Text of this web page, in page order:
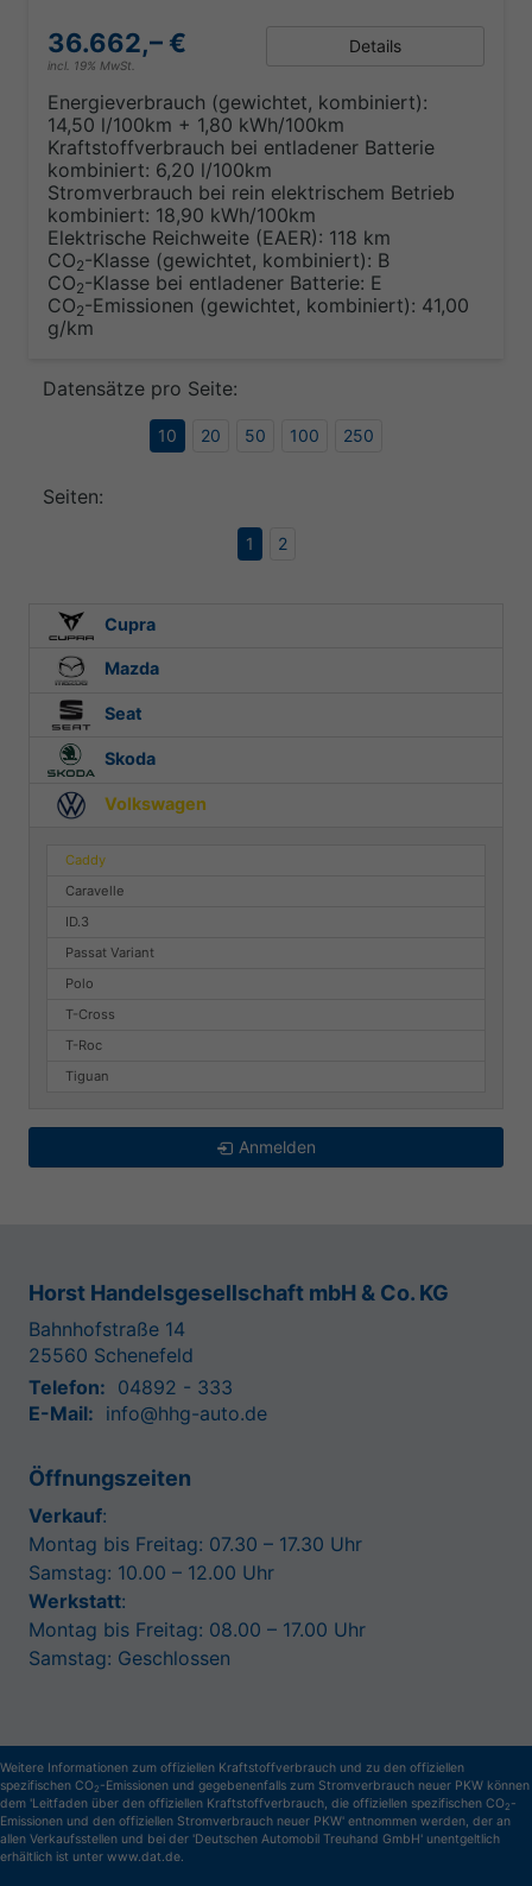
36.662,– €
incl. 19% MwSt.
Details
Energieverbrauch (gewichtet, kombiniert):
14,50 l/100km + 1,80 kWh/100km
Kraftstoffverbrauch bei entladener Batterie
kombiniert: 6,20 l/100km
Stromverbrauch bei rein elektrischem Betrieb
kombiniert: 18,90 kWh/100km
Elektrische Reichweite (EAER): 118 km
CO2-Klasse (gewichtet, kombiniert): B
CO2-Klasse bei entladener Batterie: E
CO2-Emissionen (gewichtet, kombiniert): 41,00
g/km
Datensätze pro Seite:
10 20 50 100 250
Seiten:
1 2
Cupra
Mazda
Seat
Skoda
Volkswagen
Caddy
Caravelle
ID.3
Passat Variant
Polo
T-Cross
T-Roc
Tiguan
Anmelden
Horst Handelsgesellschaft mbH & Co. KG
Bahnhofstraße 14
25560 Schenefeld
Telefon: 04892 - 333
E-Mail: info@hhg-auto.de
Öffnungszeiten
Verkauf:
Montag bis Freitag: 07.30 – 17.30 Uhr
Samstag: 10.00 – 12.00 Uhr
Werkstatt:
Montag bis Freitag: 08.00 – 17.00 Uhr
Samstag: Geschlossen
Weitere Informationen zum offiziellen Kraftstoffverbrauch und zu den offiziellen
spezifischen CO2 -Emissionen und gegebenenfalls zum Stromverbrauch neuer PKW können
dem 'Leitfaden über den offiziellen Kraftstoffverbrauch, die offiziellen spezifischen CO2 -
Emissionen und den offiziellen Stromverbrauch neuer PKW' entnommen werden, der an
allen Verkaufsstellen und bei der 'Deutschen Automobil Treuhand GmbH' unentgeltlich
erhältlich ist unter www.dat.de.